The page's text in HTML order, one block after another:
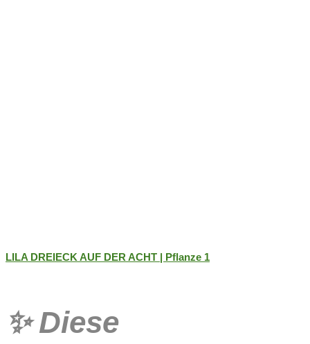
LILA DREIECK AUF DER ACHT | Pflanze 1
✨Diese